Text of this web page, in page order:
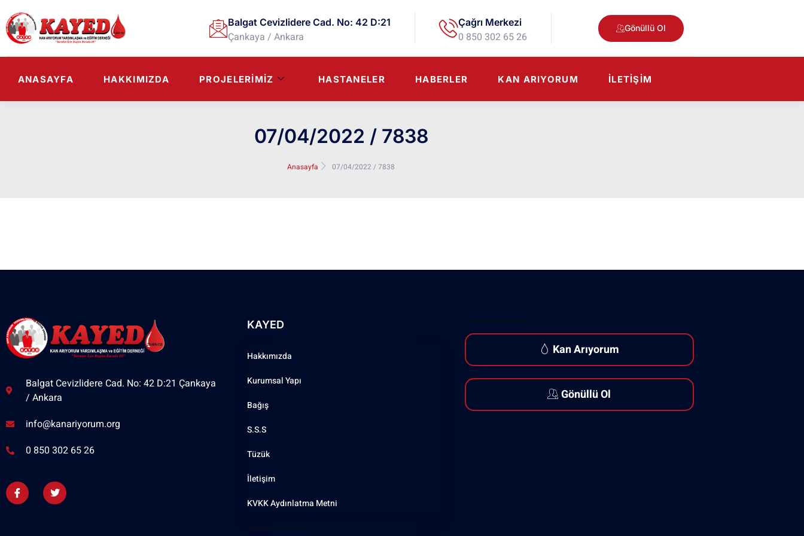
Balgat Cevizlidere Cad. No: 42 D:21
Çankaya / Ankara
Çağrı Merkezi
0 850 302 65 26
Gönüllü Ol
ANASAYFA HAKKIMIZDA PROJELERIMIZ HASTANELER HABERLER KAN ARIYORUM İLETIŞIM
07/04/2022 / 7838
Anasayfa 07/04/2022 / 7838
Balgat Cevizlidere Cad. No: 42 D:21 Çankaya
/ Ankara
info@kanariyorum.org
0 850 302 65 26
KAYED
Hakkımızda
Kurumsal Yapı
Bağış
S.S.S
Tüzük
İletişim
KVKK Aydınlatma Metni
Kan Arıyorum
Gönüllü Ol